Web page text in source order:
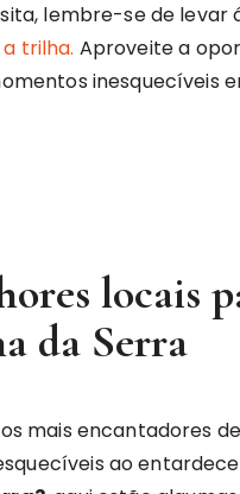
lembre-se de levar
trilha. Aproveite a
inesquecíveis
locais
da Serra
mais encantadores
ao